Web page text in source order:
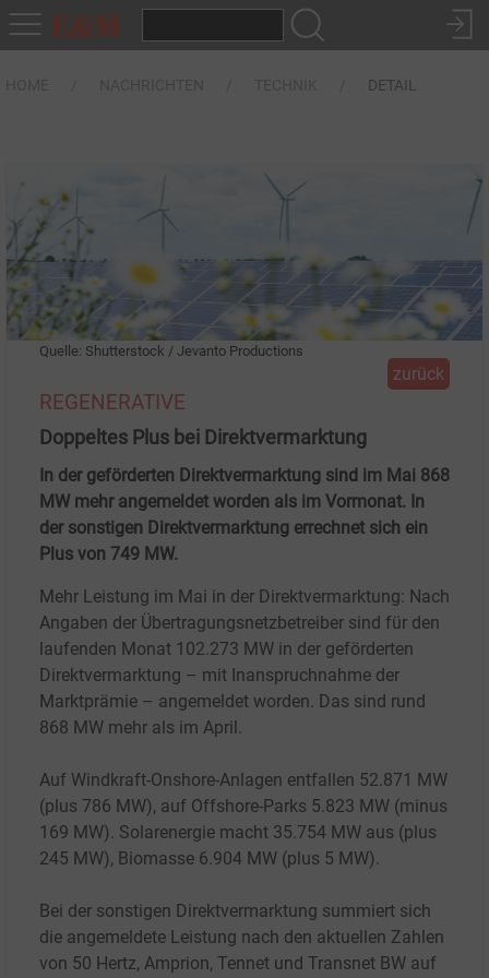
DETAIL
Quelle: Shutterstock / Jevanto Productions
zurück
REGENERATIVE
Doppeltes Plus bei Direktvermarktung
In der geförderten Direktvermarktung sind im Mai 868
MW mehr angemeldet worden als im Vormonat. In
der sonstigen Direktvermarktung errechnet sich ein
Plus von 749 MW.
Mehr Leistung im Mai in der Direktvermarktung: Nach
Angaben der Übertragungsnetzbetreiber sind für den
laufenden Monat 102.273 MW in der geförderten
Direktvermarktung – mit Inanspruchnahme der
Marktprämie – angemeldet worden. Das sind rund
868 MW mehr als im April.
Auf Windkraft-Onshore-Anlagen entfallen 52.871
MW
(plus 786 MW), auf Offshore-Parks 5.823 MW (minus
169 MW). Solarenergie macht 35.754 MW aus (plus
245 MW), Biomasse 6.904 MW (plus 5 MW).
Bei der sonstigen Direktvermarktung summiert sich
die angemeldete Leistung nach den aktuellen Zahlen
von 50 Hertz, Amprion, Tennet und Transnet BW auf